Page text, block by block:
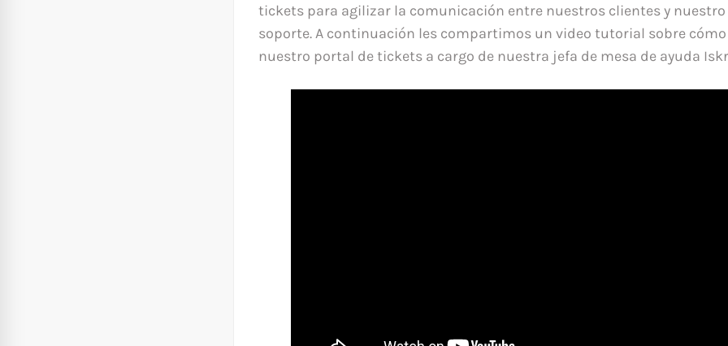
tickets para agilizar la comunicación entre nuestros clientes y
soporte. A continuación les compartimos un video tutorial sobre
nuestro portal de tickets a cargo de nuestra jefa de mesa de ayuda